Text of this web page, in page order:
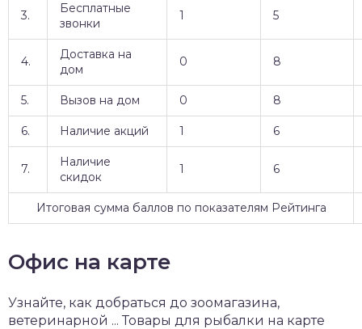
3.
Бесплатные
звонки
1 5
4.
Доставка на
дом
0 8
5. Вызов на дом 0 8
6. Наличие акций 1 6
7.
Наличие
скидок
1 6
Итоговая сумма баллов по показателям Рейтинга
Офис на карте
Узнайте, как добраться до зоомагазина,
ветеринарной ... Товары для рыбалки на карте